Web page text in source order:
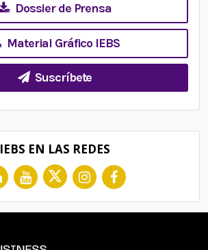
Dossier de Prensa
Material Gráfico IEBS
Suscríbete
IEBS EN LAS REDES